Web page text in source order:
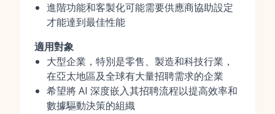
進階功能和客製化可能需要供應商協助設定
才能達到最佳性能
適用對象
大型企業，特別是零售、製造和科技行業，
在亞太地區及全球有大量招聘需求的企業
希望將 AI 深度嵌入其招聘流程以提高效率和
數據驅動決策的組織